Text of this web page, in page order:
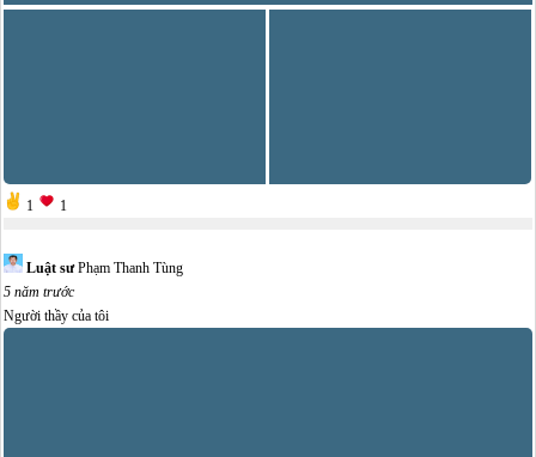
1 1
Luật sưPhạm Thanh Tùng
5 năm trước
Người thầy của tôi